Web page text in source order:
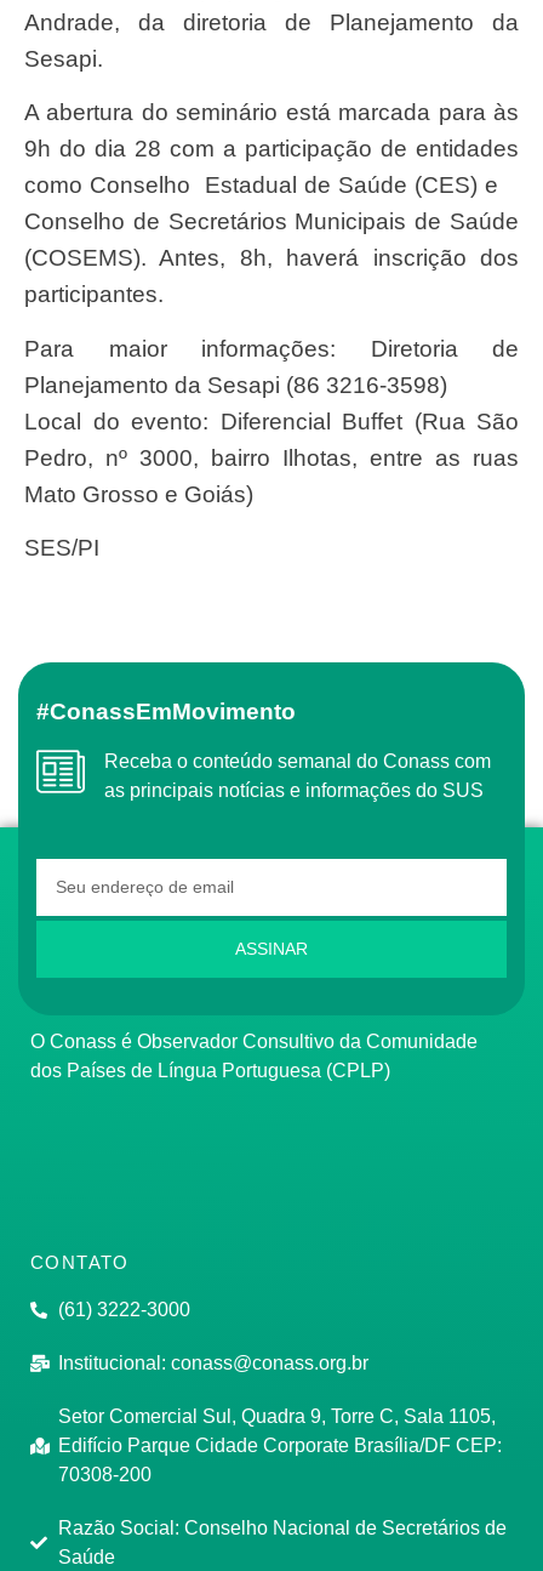
Andrade, da diretoria de Planejamento da
Sesapi.
A abertura do seminário está marcada para às
9h do dia 28 com a participação de entidades
como Conselho Estadual de Saúde (CES) e
Conselho de Secretários Municipais de Saúde
(COSEMS). Antes, 8h, haverá inscrição dos
participantes.
Para maior informações: Diretoria de
Planejamento da Sesapi (86 3216-3598)
Local do evento: Diferencial Buffet (Rua São
Pedro, nº 3000, bairro Ilhotas, entre as ruas
Mato Grosso e Goiás)
SES/PI
#ConassEmMovimento
Receba o conteúdo semanal do Conass com
as principais notícias e informações do SUS
ASSINAR
O Conass é Observador Consultivo da Comunidade
dos Países de Língua Portuguesa (CPLP)
CONTATO
(61) 3222-3000
Institucional: conass@conass.org.br
Setor Comercial Sul, Quadra 9, Torre C, Sala 1105,
Edifício Parque Cidade Corporate Brasília/DF CEP:
70308-200
Razão Social: Conselho Nacional de Secretários de
Saúde